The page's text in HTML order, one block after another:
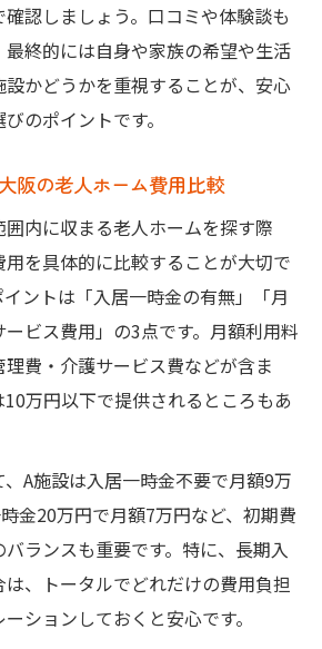
認しましょう。口コミや体験談も
終的には自身や家族の希望や生活
かどうかを重視することが、安心
のポイントです。
阪の老人ホーム費用比較
内に収まる老人ホームを探す際
を具体的に比較することが大切で
ントは「入居一時金の有無」「月
ビス費用」の3点です。月額利用料
費・介護サービス費などが含ま
万円以下で提供されるところもあ
A施設は入居一時金不要で月額9万
金20万円で月額7万円など、初期費
ランスも重要です。特に、長期入
、トータルでどれだけの費用負担
ションしておくと安心です。